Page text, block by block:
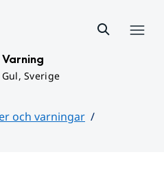
Varning
Gul, Sverige
och varningar